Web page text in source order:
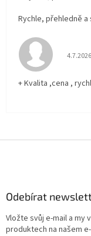
Rychle, přehledně
4.7.2026
+ Kvalita ,cena ,
Odebírat
Vložte svůj e-mail a my
produktech na našem